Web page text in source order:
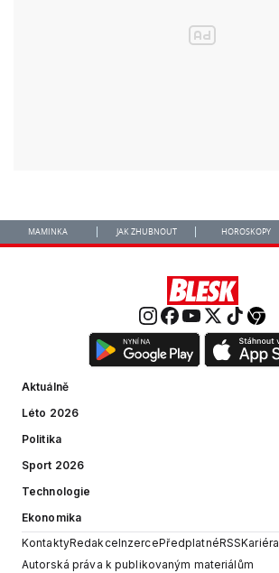
MAMINKA JAK ZHUBNOUT HOROSKOPY
Aktuálně
Léto 2026
Politika
Sport 2026
Technologie
Ekonomika
KontaktyRedakceInzercePředplatnéRSSKariéra
Autorská práva k publikovaným materiálům